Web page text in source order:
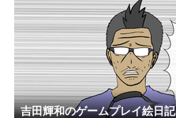
吉田輝和のゲームプレイ絵日記